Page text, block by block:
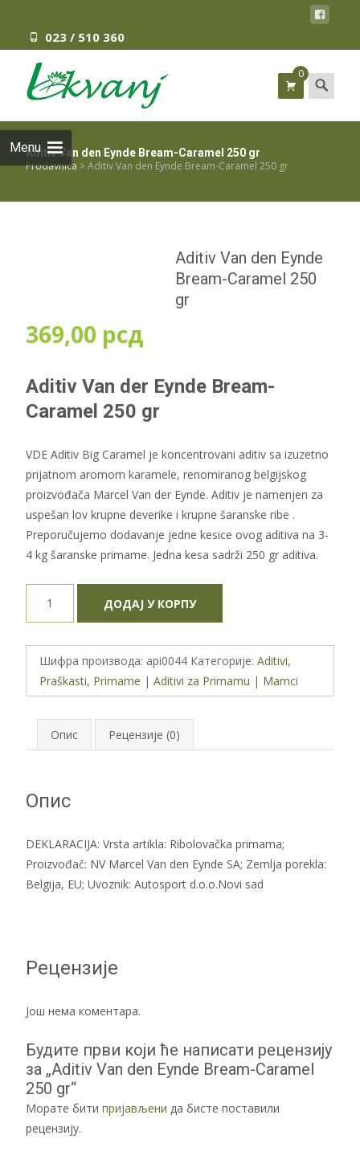
023 / 510 360
Menu
0 Search
for:
Aditiv Van den Eynde Bream-Caramel 250 gr
Prodavnica >Aditiv Van den Eynde Bream-Caramel 250 gr
Aditiv Van den Eynde
Bream-Caramel 250
gr
369,00 рсд
Aditiv Van der Eynde Bream-
Caramel 250 gr
VDE Aditiv Big Caramel je koncentrovani aditiv sa izuzetno
prijatnom aromom karamele, renomiranog belgijskog
proizvođača Marcel Van der Eynde. Aditiv je namenjen za
uspešan lov krupne deverike i krupne šaranske ribe .
Preporučujemo dodavanje jedne kesice ovog aditiva na 3-
4 kg šaranske primame. Jedna kesa sadrži 250 gr aditiva.
Eynde
Bream-
Caramel
количина
ДОДАЈ У КОРПУ
Шифра производа: api0044 Категорије: Aditivi,
Praškasti, Primame | Aditivi za Primamu | Mamci
Опис Рецензије (0)
Опис
DEKLARACIJA: Vrsta artikla: Ribolovačka primama;
Proizvođač: NV Marcel Van den Eynde SA; Zemlja porekla:
Belgija, EU; Uvoznik: Autosport d.o.o.Novi sad
Рецензије
Још нема коментара.
Будите први који ће написати рецензију
за „Aditiv Van den Eynde Bream-Caramel
250 gr“
Морате бити пријављени да бисте поставили
рецензију.